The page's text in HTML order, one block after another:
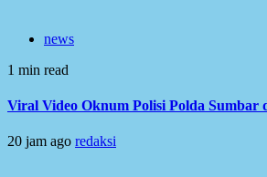
news
1 min read
Viral Video Oknum Polisi Polda Sumbar
20 jam ago redaksi